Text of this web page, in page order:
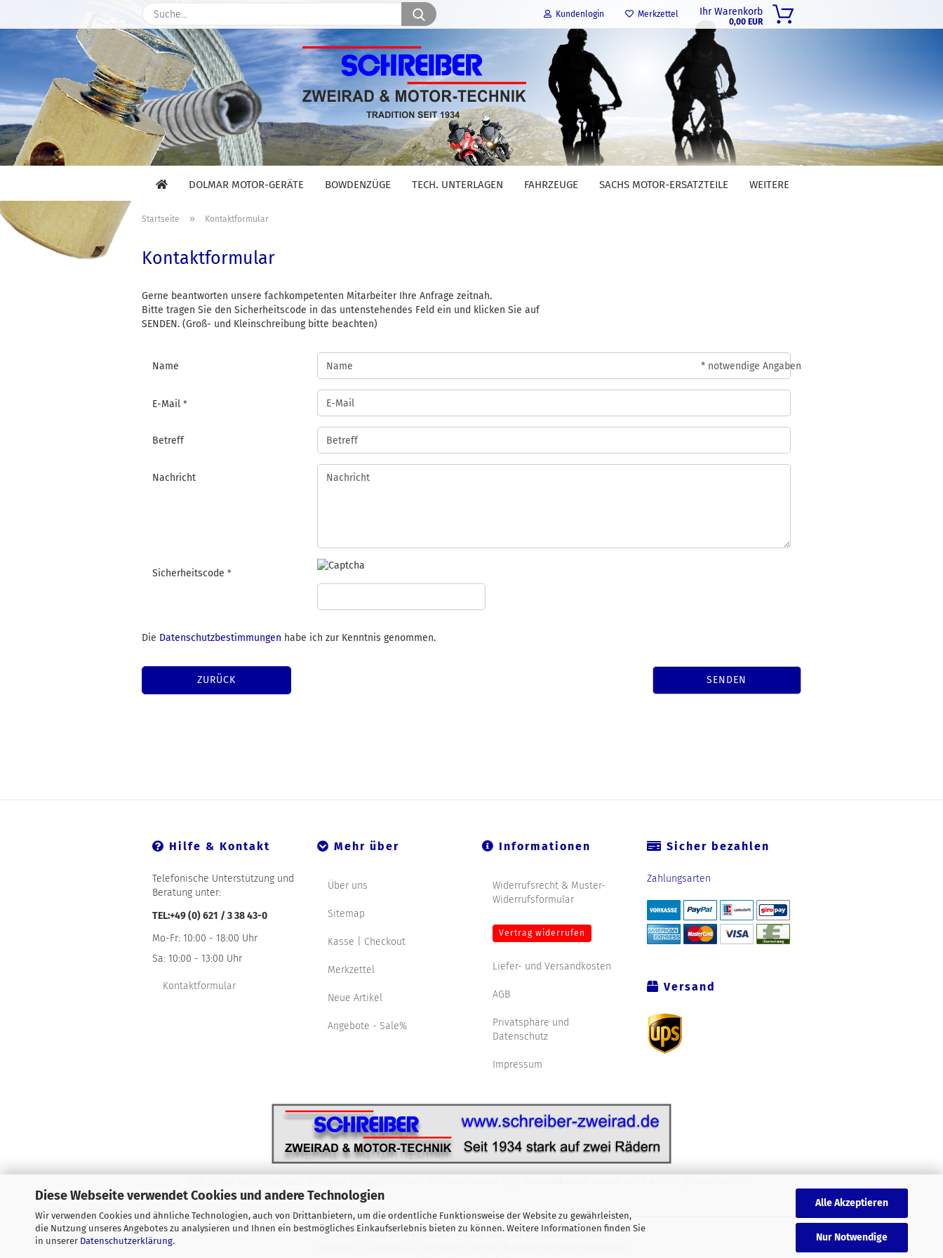
Diese Webseite verwendet Cookies und andere Technologien
Wir verwenden Cookies und ähnliche Technologien, auch von Drittanbietern, um die ordentliche Funktionsweise der Website zu gewährleisten,
die Nutzung unseres Angebotes zu analysieren und Ihnen ein bestmögliches Einkaufserlebnis bieten zu können. Weitere Informationen finden Sie
in unserer Datenschutzerklärung.
Alle Akzeptieren
Nur Notwendige
Kundenlogin
E-Mail
Passwort
Merkzettel
Suche... Ihr Warenkorb
0,00 EUR
DOLMAR MOTOR-GERÄTE BOWDENZÜGE TECH. UNTERLAGEN FAHRZEUGE SACHS MOTOR-ERSATZTEILE WEITERE
Startseite » Kontaktformular
Kontaktformular
Gerne beantworten unsere fachkompetenten Mitarbeiter Ihre Anfrage zeitnah.
Bitte tragen Sie den Sicherheitscode in das untenstehendes Feld ein und klicken Sie auf
SENDEN. (Groß- und Kleinschreibung bitte beachten)
Name
E-Mail
Betreff
Nachricht
Sicherheitscode
DATENSCHUTZBESTIMMUNGEN
Die Datenschutzbestimmungen habe ich zur Kenntnis genommen.
ZURÜCK SENDEN
* notwendige Angaben
Hilfe & Kontakt
Telefonische Unterstützung und
Beratung unter:
TEL:+49 (0) 621 / 3 38 43-0
Mo-Fr: 10:00 - 18:00 Uhr
Sa: 10:00 - 13:00 Uhr
Kontaktformular
Mehr über
Über uns
Sitemap
Kasse | Checkout
Merkzettel
Neue Artikel
Angebote - Sale%
Informationen
Widerrufsrecht & Muster-
Widerrufsformular
Vertrag widerrufen
Liefer- und Versandkosten
AGB
Privatsphäre und
Datenschutz
Impressum
Sicher bezahlen
Zahlungsarten
Versand
Onlineshopby Gambio.de © 2026 Gambio ThemesXycons.de